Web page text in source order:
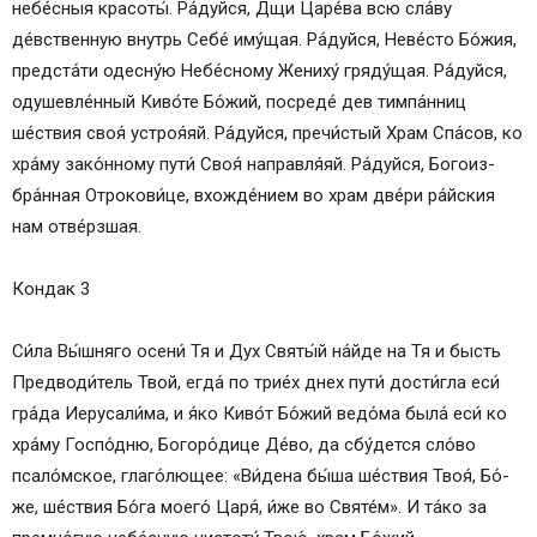
Молитва.
Тропарь, гллс 4
Кондак, глас 4
не­бе́с­ныя красоты́. Ра́­дуй­ся, Дщи Ца­ре́­ва всю сла́­ву
де́вственную внутрь Се­бе́ иму́щая. Ра́­дуй­ся, Не­ве́с­то Бо́­жия,
пред­ста́­ти одесну́ю Небе́сному Жениху́ гряду́щая. Ра́­дуй­ся,
оду­шев­ле́н­ный Киво́те Бо́­жий, посреде́ дев тимпа́нниц
ше́ствия своя́ устроя́яй. Ра́­дуй­ся, пре­чи́с­тый Храм Спа́сов, ко
хра́­му зако́нному пу­ти́ Своя́ направля́яй. Ра́­дуй­ся, Бо­го­из­
бра́н­ная От­ро­ко­ви́­це, вхожде́нием во храм две́ри ра́йс­кия
нам отве́рзшая.
Кондак 3
Си́­ла Вы́ш­ня­го осени́ Тя и Дух Свя­ты́й на́йде на Тя и бысть
Предводи́тель Твой, ег­да́ по трие́х днех пу­ти́ дости́гла еси́
гра́­да Иерусали́ма, и я́ко Киво́т Бо́­жий ведо́ма была́ еси́ ко
хра́­му Госпо́дню, Бо­го­ро́­ди­це Де́­во, да сбу́дется сло́­во
псало́мское, глаго́лющее: «Ви́дена бы́ша ше́ствия Твоя́, Бо́­
же, ше́ствия Бо́­га мо­его́ Ца­ря́, и́же во Святе́м». И та́­ко за